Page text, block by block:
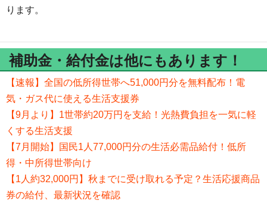
ります。
補助金・給付金は他にもあります！
【速報】全国の低所得世帯へ51,000円分を無料配布！電
気・ガス代に使える生活支援券
【9月より】1世帯約20万円を支給！光熱費負担を一気に軽
くする生活支援
【7月開始】国民1人77,000円分の生活必需品給付！低所
得・中所得世帯向け
【1人約32,000円】秋までに受け取れる予定？生活応援商品
券の給付、最新状況を確認